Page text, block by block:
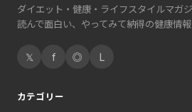
ダイエット・健康・ライフスタイルマガ
読んで面白い、やってみて納得の健康情報
𝕏 f ◎ L
カテゴリー